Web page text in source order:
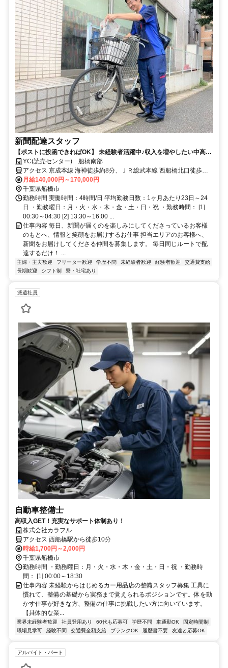
新聞配達スタッフ
【ポストに投函できればOK】 未経験者活躍中♪収入を増やしたい中高年
シニア、主婦パートも活躍中
YC(読売センター) 船橋南部
アクセス 京成本線 海神徒歩約8分、ＪＲ総武本線 西船橋北口徒歩約
14分、東京メトロ東西線 西船橋北口徒歩約14分
月給140,000円～170,000円
千葉県船橋市
勤務時間 実働時間：4時間/日 平均勤務日数：1ヶ月あたり23日～24
日 ・勤務曜日：月・火・水・木・金・土・日・祝 ・勤務時間： [1]
00:30～04:30 [2] 13:30～16:00 ...
仕事内容 毎日、新聞が届くのを楽しみにしてくださっているお客様
のもとへ、情報と笑顔をお届けするお仕事 担当エリアのお客様へ、
新聞をお届けしてくださる仲間を募集します。 毎日同じルートで配
達するだけ！ ...
主婦・主夫歓迎 フリーター歓迎 学歴不問 未経験者歓迎 経験者歓迎
交通費支給
長期歓迎
シフト制 寮・社宅あり
派遣社員
自動車整備士
高収入GET！充実なサポート体制あり！
株式会社カラフル
アクセス 西船橋駅から徒歩10分
時給1,700円～2,000円
千葉県船橋市
勤務時間 ・勤務曜日：月・火・水・木・金・土・日・祝 ・勤務時
間： [1] 00:00～18:30
仕事内容 未経験からはじめるカー用品店の整備スタッフ募集 工具に
慣れて、整備の基礎から実務まで覚えられるポジションです。体を動
かす仕事が好きな方、整備の仕事に挑戦したい方に向いています。
【具体的な業...
業界未経験者歓迎 社員登用あり 60代も応募可 学歴不問 車通勤OK
固定時間制
職場見学可
経験不問 交通費全額支給 ブランクOK 履歴書不要 友達と応募OK
アルバイト・パート